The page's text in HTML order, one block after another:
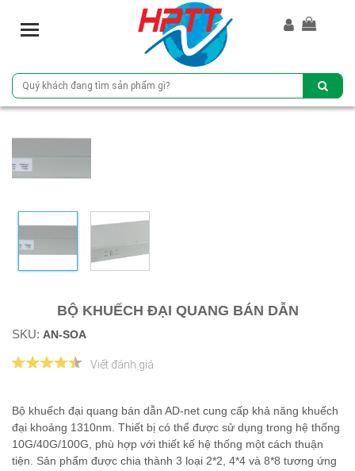
T
l
e
t
i
o
BỘ KHUẾCH ĐẠI QUANG BÁN DẪN
SKU: AN-SOA
Viết đánh giá
Bộ khuếch đại quang bán dẫn AD-net cung cấp khả năng khuếch
đại khoảng 1310nm. Thiết bị có thể được sử dụng trong hệ thống
10G/40G/100G, phù hợp với thiết kế hệ thống một cách thuận
tiện. Sản phẩm được chia thành 3 loại 2*2, 4*4 và 8*8 tương ứng